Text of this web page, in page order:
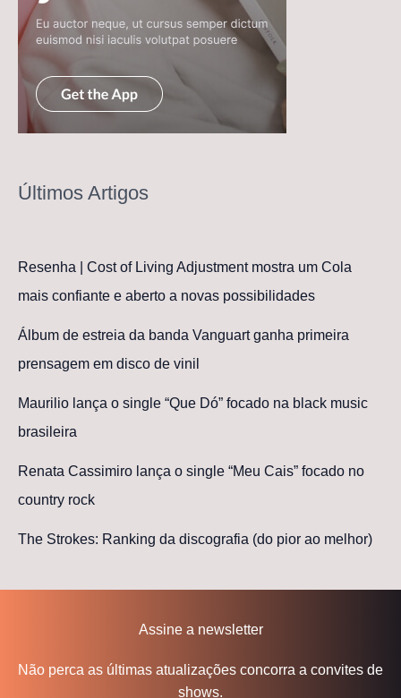
Últimos Artigos
Resenha | Cost of Living Adjustment mostra um Cola
mais confiante e aberto a novas possibilidades
Álbum de estreia da banda Vanguart ganha primeira
prensagem em disco de vinil
Maurilio lança o single “Que Dó” focado na black music
brasileira
Renata Cassimiro lança o single “Meu Cais” focado no
country rock
The Strokes: Ranking da discografia (do pior ao melhor)
Assine a newsletter
Não perca as últimas atualizações concorra a convites de
shows.